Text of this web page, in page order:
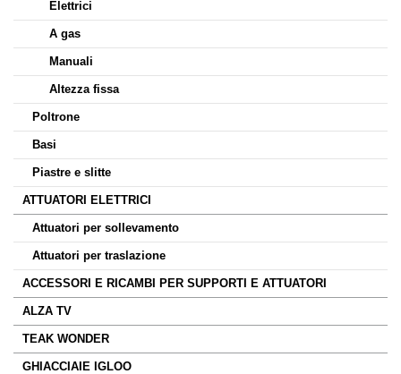
Elettrici
A gas
Manuali
Altezza fissa
Poltrone
Basi
Piastre e slitte
ATTUATORI ELETTRICI
Attuatori per sollevamento
Attuatori per traslazione
ACCESSORI E RICAMBI PER SUPPORTI E ATTUATORI
ALZA TV
TEAK WONDER
GHIACCIAIE IGLOO